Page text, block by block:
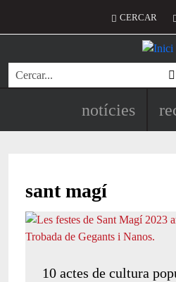
Menú del
CERCAR
Cerca
Navegació
notícies
sant magí
10 actes de cultura